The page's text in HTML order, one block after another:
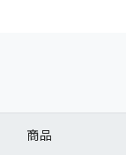
商品